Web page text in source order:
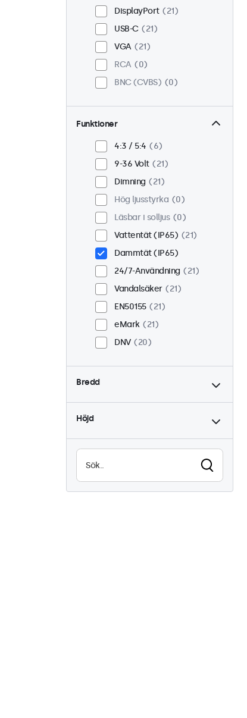
DisplayPort
21
USB-C
21
VGA
21
RCA
0
BNC (CVBS)
0
Funktioner
4:3 / 5:4
6
9-36 Volt
21
Dimning
21
Hög ljusstyrka
0
Läsbar i solljus
0
Vattentät (IP65)
21
Dammtät (IP65)
24/7-Användning
21
Vandalsäker
21
EN50155
21
eMark
21
DNV
20
Bredd
Höjd